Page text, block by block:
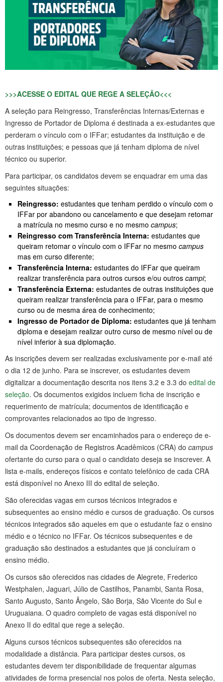
>>>ACESSE O EDITAL QUE REGE A SELEÇÃO<<<
A seleção para Reingresso, Transferências Internas/Externas e
Ingresso de Portador de Diploma é destinada a ex-estudantes que
perderam o vínculo com o IFFar; estudantes da instituição e de
outras instituições; e pessoas que já tenham diploma de nível
técnico ou superior.
Para participar, os candidatos devem se enquadrar em uma das
seguintes situações:
Reingresso: estudantes que tenham perdido o vínculo com o
IFFar por abandono ou cancelamento e que desejam retomar
a matrícula no mesmo curso e no mesmo campus;
Reingresso com Transferência Interna: estudantes que
queiram retomar o vínculo com o IFFar no mesmo campus
mas em curso diferente;
Transferência Interna: estudantes do IFFar que queiram
realizar transferência para outros cursos e/ou outros campi;
Transferência Externa: estudantes de outras instituições que
queiram realizar transferência para o IFFar, para o mesmo
curso ou de mesma área de conhecimento;
Ingresso de Portador de Diploma: estudantes que já tenham
diploma e desejam realizar outro curso de mesmo nível ou de
nível inferior à sua diplomação.
As inscrições devem ser realizadas exclusivamente por e-mail até
o dia 12 de junho. Para se inscrever, os estudantes devem
digitalizar a documentação descrita nos itens 3.2 e 3.3 do edital de
seleção. Os documentos exigidos incluem ficha de inscrição e
requerimento de matrícula; documentos de identificação e
comprovantes relacionados ao tipo de ingresso.
Os documentos devem ser encaminhados para o endereço de e-
mail da Coordenação de Registros Acadêmicos (CRA) do campus
ofertante do curso para o qual o candidato deseja se inscrever. A
lista e-mails, endereços físicos e contato telefônico de cada CRA
está disponível no Anexo III do edital de seleção.
São oferecidas vagas em cursos técnicos integrados e
subsequentes ao ensino médio e cursos de graduação. Os cursos
técnicos integrados são aqueles em que o estudante faz o ensino
médio e o técnico no IFFar. Os técnicos subsequentes e de
graduação são destinados a estudantes que já concluíram o
ensino médio.
Os cursos são oferecidos nas cidades de Alegrete, Frederico
Westphalen, Jaguari, Júlio de Castilhos, Panambi, Santa Rosa,
Santo Augusto, Santo Ângelo, São Borja, São Vicente do Sul e
Uruguaiana. O quadro completo de vagas está disponível no
Anexo II do edital que rege a seleção.
Alguns cursos técnicos subsequentes são oferecidos na
modalidade a distância. Para participar destes cursos, os
estudantes devem ter disponibilidade de frequentar algumas
atividades de forma presencial nos polos de oferta. Nesta seleção,